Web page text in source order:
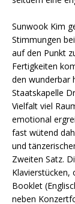
Sunwook Kim
Stimmungen
auf den Punkt
Fertigkeiten
den wunderbar
Staatskapelle
Vielfalt viel
emotional
fast wütend
und
Zweiten Satz.
Klavierstücken,
Booklet
neben